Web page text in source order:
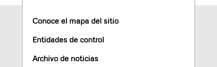
Conoce el mapa del sitio
Entidades de control
Archivo de noticias